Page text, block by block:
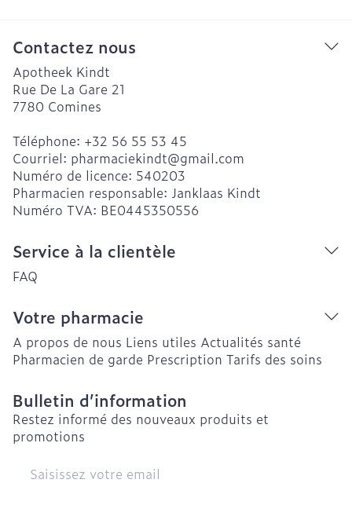
Contactez nous
Apotheek Kindt
Rue De La Gare 21
7780 Comines
Téléphone: +32 56 55 53 45
Courriel: pharmaciekindt@gmail.com
Numéro de licence: 540203
Pharmacien responsable: Janklaas Kindt
Numéro TVA: BE0445350556
Service à la clientèle
FAQ
Votre pharmacie
A propos de nous Liens utiles Actualités santé
Pharmacien de garde Prescription Tarifs des soins
Bulletin d’information
Restez informé des nouveaux produits et
promotions
Adresse mail